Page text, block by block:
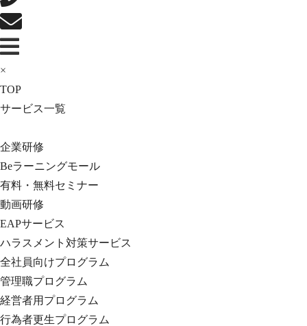
×
TOP
サービス一覧
企業研修
Beラーニングモール
有料・無料セミナー
動画研修
EAPサービス
ハラスメント対策サービス
全社員向けプログラム
管理職プログラム
経営者用プログラム
行為者更生プログラム